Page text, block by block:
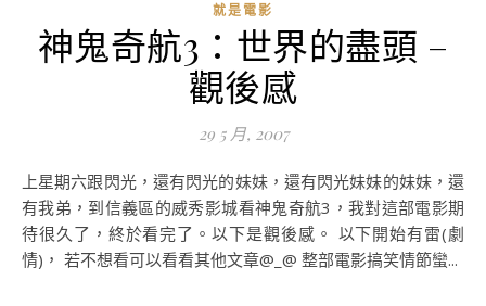
就是電影
神鬼奇航3：世界的盡頭 –
觀後感
29 5 月, 2007
上星期六跟閃光，還有閃光的妹妹，還有閃光妹妹的妹妹，還
有我弟，到信義區的威秀影城看神鬼奇航3，我對這部電影期
待很久了，終於看完了。以下是觀後感。 以下開始有雷(劇
情)， 若不想看可以看看其他文章@_@ 整部電影搞笑情節蠻...